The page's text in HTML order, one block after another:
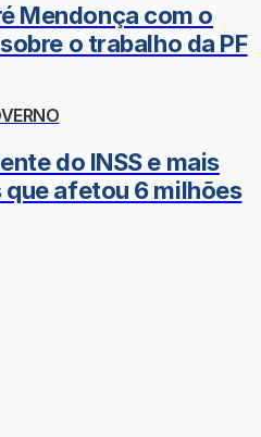
Mendonça com o
o trabalho da PF
do INSS e mais
afetou 6 milhões